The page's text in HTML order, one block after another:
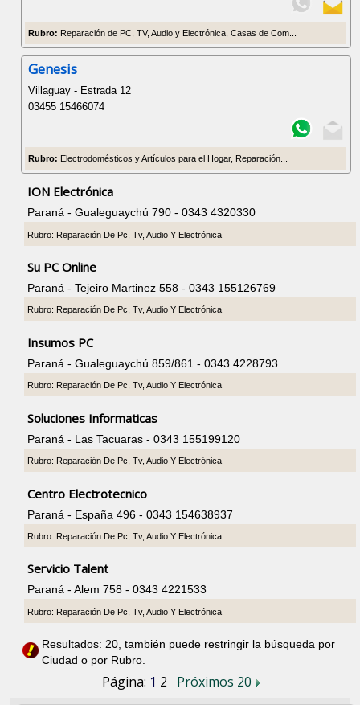
Rubro: Reparación de PC, TV, Audio y Electrónica, Casas de Com...
Genesis
Villaguay - Estrada 12
03455 15466074
Rubro: Electrodomésticos y Artículos para el Hogar, Reparación...
ION Electrónica
Paraná - Gualeguaychú 790 - 0343 4320330
Rubro: Reparación De Pc, Tv, Audio Y Electrónica
Su PC Online
Paraná - Tejeiro Martinez 558 - 0343 155126769
Rubro: Reparación De Pc, Tv, Audio Y Electrónica
Insumos PC
Paraná - Gualeguaychú 859/861 - 0343 4228793
Rubro: Reparación De Pc, Tv, Audio Y Electrónica
Soluciones Informaticas
Paraná - Las Tacuaras - 0343 155199120
Rubro: Reparación De Pc, Tv, Audio Y Electrónica
Centro Electrotecnico
Paraná - España 496 - 0343 154638937
Rubro: Reparación De Pc, Tv, Audio Y Electrónica
Servicio Talent
Paraná - Alem 758 - 0343 4221533
Rubro: Reparación De Pc, Tv, Audio Y Electrónica
Resultados: 20, también puede restringir la búsqueda por
Ciudad o por Rubro.
Página: 1 2 Próximos 20